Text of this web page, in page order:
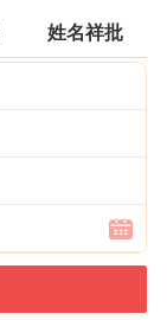
姓名祥批